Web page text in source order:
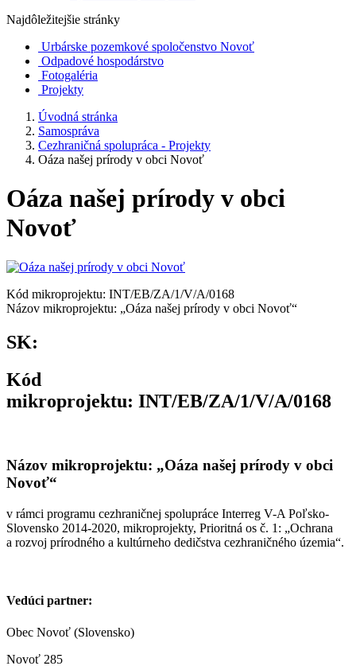
Najdôležitejšie stránky
Urbárske pozemkové spoločenstvo Novoť
Odpadové hospodárstvo
Fotogaléria
Projekty
Úvodná stránka
Samospráva
Cezhraničná spolupráca - Projekty
Oáza našej prírody v obci Novoť
Oáza našej prírody v obci
Novoť
Kód mikroprojektu: INT/EB/ZA/1/V/A/0168
Názov mikroprojektu: „Oáza našej prírody v obci Novoť“
SK:
Kód
mikroprojektu: INT/EB/ZA/1/V/A/0168
Názov mikroprojektu: „Oáza našej prírody v obci
Novoť“
v rámci programu cezhraničnej spolupráce Interreg V-A Poľsko-
Slovensko 2014-2020, mikroprojekty, Prioritná os č. 1: „Ochrana
a rozvoj prírodného a kultúrneho dedičstva cezhraničného územia“.
Vedúci partner:
Obec Novoť (Slovensko)
Novoť 285